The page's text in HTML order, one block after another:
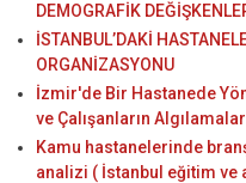
DEMOGRAFİK
İSTANBUL’DAKİ
ORGANİZASYONU
İzmir'de Bir Hastanede
ve Çalışanların
Kamu hastanelerinde
analizi ( İstanbul eğitim ve